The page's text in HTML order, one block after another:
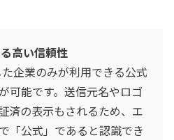
高い信頼性
企業のみが利用できる公式
可能です。送信元名やロゴ
済の表示もされるため、エ
「公式」であると認識でき